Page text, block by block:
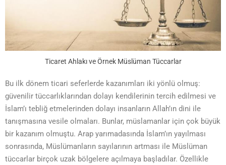
Ticaret Ahlakı ve Örnek Müslüman Tüccarlar
Bu ilk dönem ticari seferlerde kazanımları iki yönlü olmuş:
güvenilir tüccarlıklarından dolayı kendilerinin tercih edilmesi ve
İslam’ı tebliğ etmelerinden dolayı insanların Allah’ın dini ile
tanışmasına vesile olmaları. Bunlar, müslamanlar için çok büyük
bir kazanım olmuştu. Arap yarımadasında İslam’ın yayılması
sonrasında, Müslümanların sayılarının artması ile Müslüman
tüccarlar birçok uzak bölgelere açılmaya başladılar. Özellikle